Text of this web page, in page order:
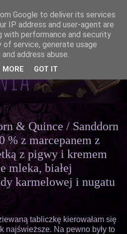
& Quince / Sanddorn
% z marcepanem z
z pigwy i kremem
mleka, białej
karmelowej i nugatu
tabliczkę kierowałam się
najświeższe. Na pewno były to
Google to deliver its services
IP address and user-agent are
with performance and security
service, generate usage
address abuse.
MORE GOT IT